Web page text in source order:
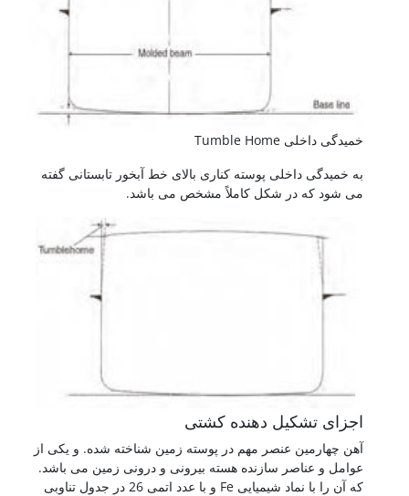
خمیدگی داخلی Tumble Home
به خمیدگی داخلی پوسته کناری بالای خط آبخور تابستانی گفته
می شود که در شکل کاملاً مشخص می باشد.
اجزای تشکیل دهنده کشتی
آهن چهارمین عنصر مهم در پوسته زمین شناخته شده. و یکی از
عوامل و عناصر سازنده هسته بیرونی و درونی زمین می باشد.
که آن را با نماد شیمیایی Fe و با عدد اتمی 26 در جدول تناوبی